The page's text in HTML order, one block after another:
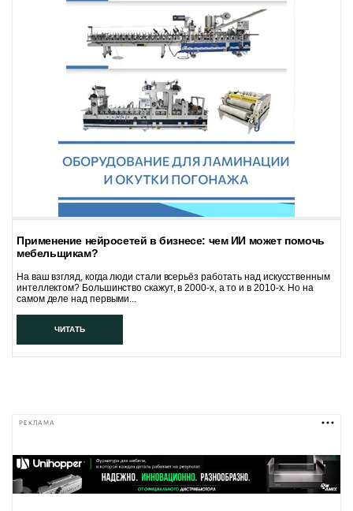
Применение нейросетей в бизнесе: чем ИИ может помочь
мебельщикам?
На ваш взгляд, когда люди стали всерьёз работать над искусственным
интеллектом? Большинство скажут, в 2000-х, а то и в 2010-х. Но на
самом деле над первыми...
ЧИТАТЬ
РЕКЛАМА